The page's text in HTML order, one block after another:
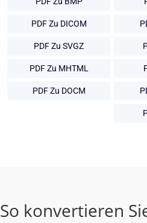
PDF Zu DICOM
PDF Zu SVGZ
PDF Zu MHTML
PDF Zu DOCM
So konvertieren